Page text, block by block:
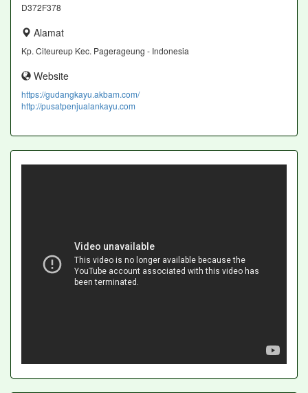
D372F378
Alamat
Kp. Citeureup Kec. Pagerageung - Indonesia
Website
https://gudangkayu.akbam.com/
http://pusatpenjualankayu.com